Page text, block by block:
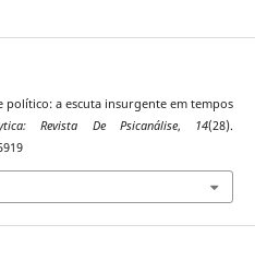
político: a escuta insurgente em tempos
Revista De Psicanálise, 14(28).